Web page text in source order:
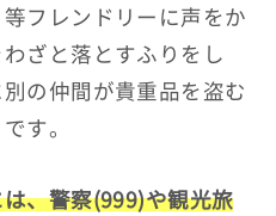
フレンドリーに声をか
ざと落とすふりをし
の仲間が貴重品を盗む
す。
、警察(999)や観光旅